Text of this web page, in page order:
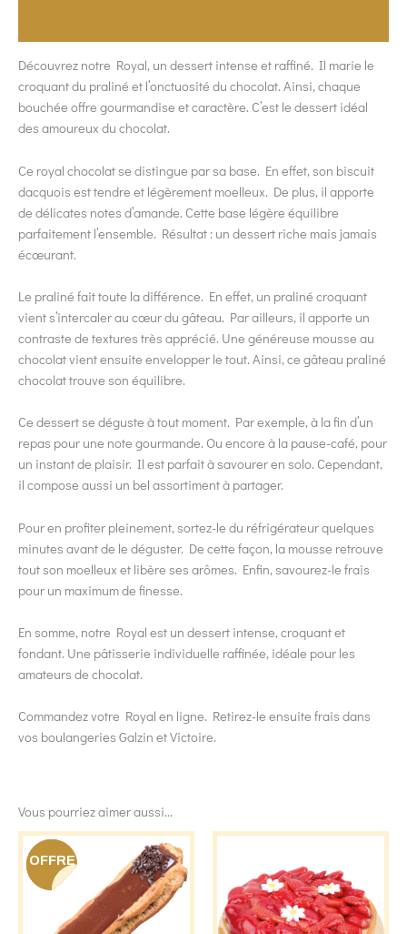
Découvrez notre Royal, un dessert intense et raffiné. Il marie le
croquant du praliné et l’onctuosité du chocolat. Ainsi, chaque
bouchée offre gourmandise et caractère. C’est le dessert idéal
des amoureux du chocolat.
Ce royal chocolat se distingue par sa base. En effet, son biscuit
dacquois est tendre et légèrement moelleux. De plus, il apporte
de délicates notes d’amande. Cette base légère équilibre
parfaitement l’ensemble. Résultat : un dessert riche mais jamais
écœurant.
Le praliné fait toute la différence. En effet, un praliné croquant
vient s’intercaler au cœur du gâteau. Par ailleurs, il apporte un
contraste de textures très apprécié. Une généreuse mousse au
chocolat vient ensuite envelopper le tout. Ainsi, ce gâteau praliné
chocolat trouve son équilibre.
Ce dessert se déguste à tout moment. Par exemple, à la fin d’un
repas pour une note gourmande. Ou encore à la pause-café, pour
un instant de plaisir. Il est parfait à savourer en solo. Cependant,
il compose aussi un bel assortiment à partager.
Pour en profiter pleinement, sortez-le du réfrigérateur quelques
minutes avant de le déguster. De cette façon, la mousse retrouve
tout son moelleux et libère ses arômes. Enfin, savourez-le frais
pour un maximum de finesse.
En somme, notre Royal est un dessert intense, croquant et
fondant. Une pâtisserie individuelle raffinée, idéale pour les
amateurs de chocolat.
Commandez votre Royal en ligne. Retirez-le ensuite frais dans
vos boulangeries Galzin et Victoire.
Vous pourriez aimer aussi...
OFFRE
Ce